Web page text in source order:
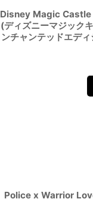
Disney Magic
(ディズニーマジック
ンチャンテッドエデ
Police x Warrior